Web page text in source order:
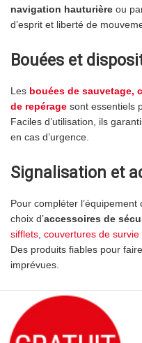
navigation hauturière ou
d’esprit et liberté de
Bouées et
Les bouées de sauvetage,
de repérage sont essentiels
Faciles d’utilisation, ils
en cas d’urgence.
Signalisation et
Pour compléter
choix d’accessoires de
sifflets couvertures de survie
Des produits fiables pour
imprévues.